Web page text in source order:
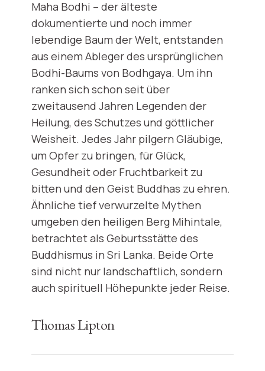
Maha Bodhi – der älteste
dokumentierte und noch immer
lebendige Baum der Welt, entstanden
aus einem Ableger des ursprünglichen
Bodhi-Baums von Bodhgaya. Um ihn
ranken sich schon seit über
zweitausend Jahren Legenden der
Heilung, des Schutzes und göttlicher
Weisheit. Jedes Jahr pilgern Gläubige,
um Opfer zu bringen, für Glück,
Gesundheit oder Fruchtbarkeit zu
bitten und den Geist Buddhas zu ehren.
Ähnliche tief verwurzelte Mythen
umgeben den heiligen Berg Mihintale,
betrachtet als Geburtsstätte des
Buddhismus in Sri Lanka. Beide Orte
sind nicht nur landschaftlich, sondern
auch spirituell Höhepunkte jeder Reise.
Thomas Lipton